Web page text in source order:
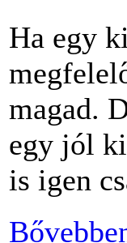
Ha egy
magad.
egy jól
is igen